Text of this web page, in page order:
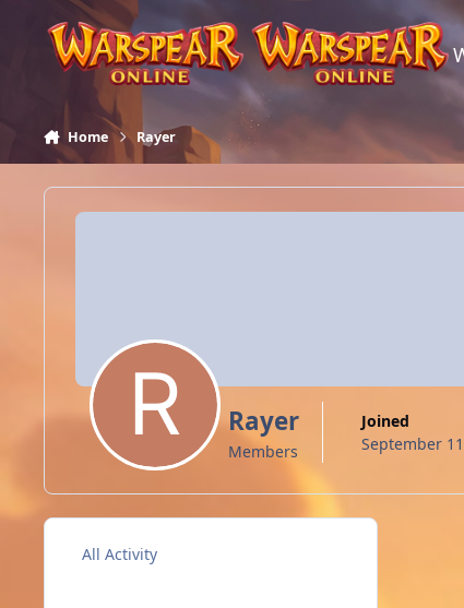
Skip to content
Home Rayer
Rayer
Members
Joined
September
All Activity